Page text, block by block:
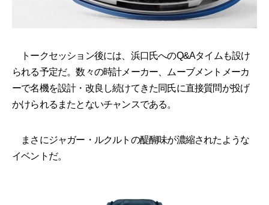
トークセッション後には、浜口氏へのQ&Aタイムも設け
られる予定だ。数々の時計メーカー、ムーブメントメーカ
ーで名機を設計・改良し続けてきた同氏に直接質問が投げ
かけられるまたとないチャンスである。
まさにジャガー・ルクルトの醍醐味が濃縮されたような
イベントだ。